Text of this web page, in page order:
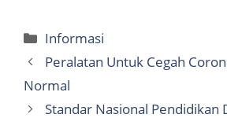
Categories
Informasi
Peralatan Untuk Cegah
Normal
Standar Nasional Pendidikan